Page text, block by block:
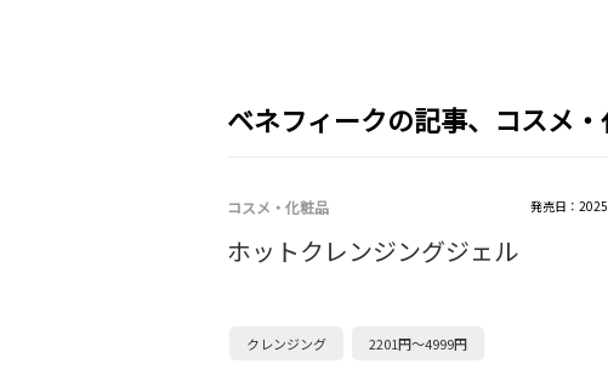
ベネフィークの記事、コスメ
コスメ・化粧品 発売日：
ホットクレンジングジェル
クレンジング 2201円～4999円